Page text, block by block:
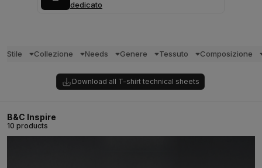
dedicato
Stile Collezione Needs Genere Tessuto Composizione
Download all T-shirt technical sheets
B&C Inspire
10 products